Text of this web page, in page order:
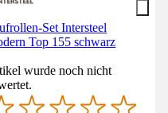
Set Intersteel
Top 155 schwarz
wurde noch nicht